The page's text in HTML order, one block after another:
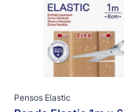
Pensos Elastic